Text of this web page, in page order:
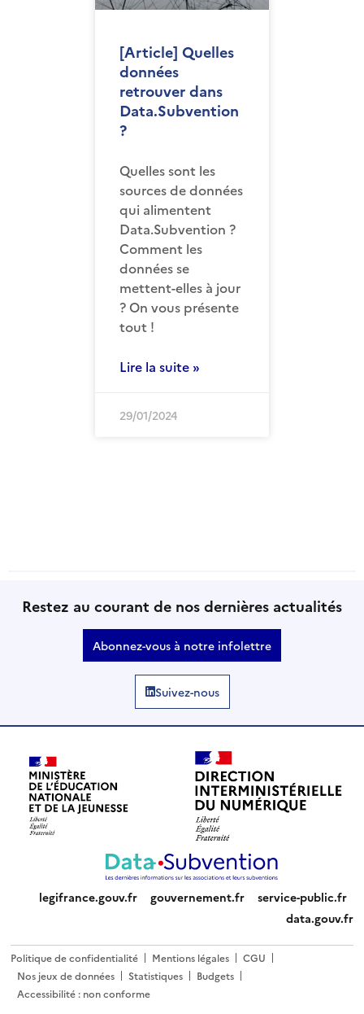
[Article] Quelles
données
retrouver dans
Data.Subvention
?
Quelles sont les
sources de données
qui alimentent
Data.Subvention ?
Comment les
données se
mettent-elles à jour
? On vous présente
tout !
Lire la suite »
29/01/2024
Restez au courant de nos dernières actualités
Abonnez-vous à notre infolettre
Suivez-nous
legifrance.gouv.fr gouvernement.fr
service-public.fr
data.gouv.fr
Politique de confidentialité Mentions légales
CGU
Nos jeux de données
Statistiques
Budgets
Accessibilité : non conforme